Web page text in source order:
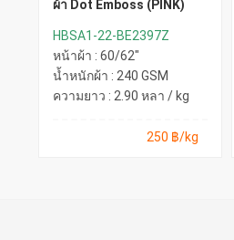
ผ้า Dot Emboss (PINK)
HBSA1-22-BE2397Z
หน้าผ้า : 60/62"
น้ำหนักผ้า : 240 GSM
ความยาว : 2.90 หลา / kg
250 ฿/kg